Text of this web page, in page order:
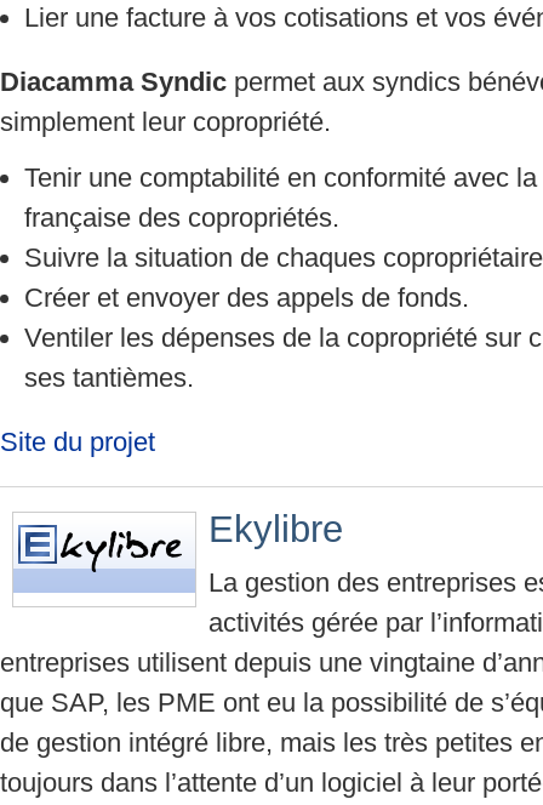
Lier une facture à vos cotisations et vos
Diacamma Syndic permet aux syndics
simplement leur copropriété.
Tenir une comptabilité en conformité avec
française des copropriétés.
Suivre la situation de chaques
Créer et envoyer des appels de fonds.
Ventiler les dépenses de la copropriété sur
ses tantièmes.
Site du projet
Ekylibre
La gestion des entreprises
activités gérée par
entreprises utilisent depuis une vingtaine
que SAP, les PME ont eu la possibilité de
de gestion intégré libre, mais les très petites
toujours dans l’attente d’un logiciel à leur